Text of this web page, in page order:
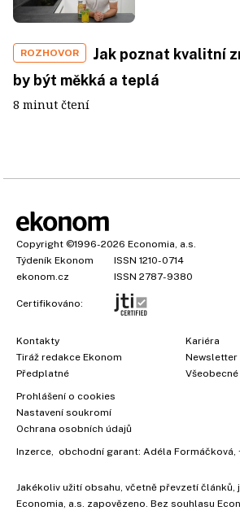
ROZHOVOR
Jak poznat kvalitní
by být měkká a teplá
8 minut čtení
Copyright ©1996-2026 Economia, a.s.
Týdeník Ekonom
ISSN 1210-0714
ekonom.cz
ISSN 2787-9380
Certifikováno:
Kontakty
Tiráž redakce Ekonom
Předplatné
Kariéra
Newsletter
Prohlášení o cookies
Nastavení soukromí
Ochrana osobních údajů
Inzerce , obchodní garant: Adéla Formáčková
Jakékoliv užití obsahu, včetně převzetí článků,
Economia, a.s. zapovězeno. Bez souhlasu